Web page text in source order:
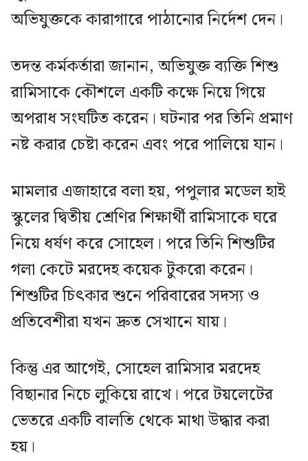
অভিযুক্তকে কারাগারে পাঠানোর নির্দেশ দেন।
তদন্ত কর্মকর্তারা জানান, অভিযুক্ত ব্যক্তি শিশু
রামিসাকে কৌশলে একটি কক্ষে নিয়ে গিয়ে
অপরাধ সংঘটিত করেন। ঘটনার পর তিনি প্রমাণ
নষ্ট করার চেষ্টা করেন এবং পরে পালিয়ে যান।
মামলার এজাহারে বলা হয়, পপুলার মডেল হাই
স্কুলের দ্বিতীয় শ্রেণির শিক্ষার্থী রামিসাকে ঘরে
নিয়ে ধর্ষণ করে সোহেল। পরে তিনি শিশুটির
গলা কেটে মরদেহ কয়েক টুকরো করেন।
শিশুটির চিৎকার শুনে পরিবারের সদস্য ও
প্রতিবেশীরা যখন দ্রুত সেখানে যায়।
কিন্তু এর আগেই, সোহেল রামিসার মরদেহ
বিছানার নিচে লুকিয়ে রাখে। পরে টয়লেটের
ভেতরে একটি বালতি থেকে মাথা উদ্ধার করা
হয়।